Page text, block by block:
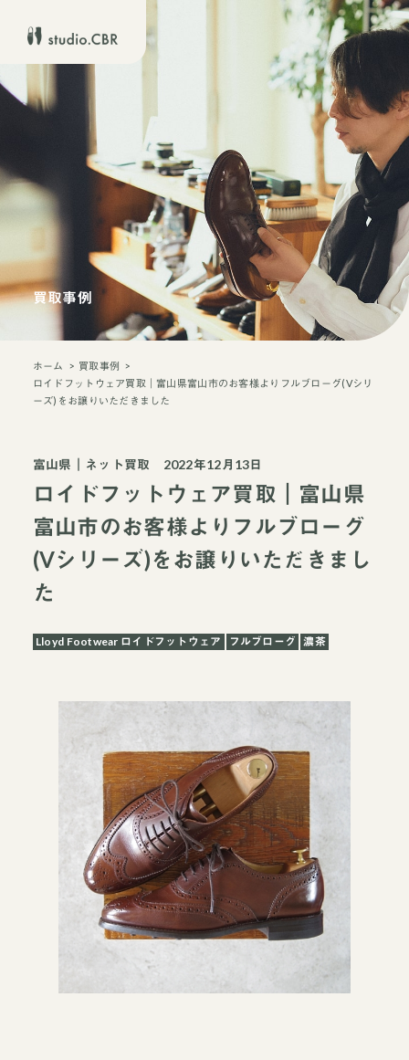
買取事例
ホーム
買取事例
ロイドフットウェア買取｜富山県富山市のお客様よりフルブローグ(Vシリ
ーズ)をお譲りいただきました
富山県 ネット買取 2022年12月13日
ロイドフットウェア買取｜富山県
富山市のお客様よりフルブローグ
(Vシリーズ)をお譲りいただきまし
た
Lloyd Footwear ロイドフットウェア フルブローグ 濃茶